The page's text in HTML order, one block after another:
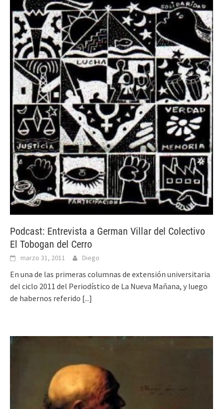
Podcast: Entrevista a German Villar del Colectivo
El Tobogan del Cerro
marzo 31, 2011 Diego
En una de las primeras columnas de extensión universitaria
del ciclo 2011 del Periodístico de La Nueva Mañana, y luego
de habernos referido [...]